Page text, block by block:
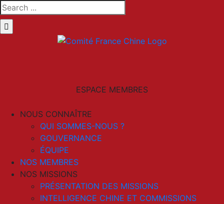
Skip
to
content
Search
for:
ESPACE MEMBRES
NOUS CONNAÎTRE
QUI SOMMES-NOUS ?
GOUVERNANCE
ÉQUIPE
NOS MEMBRES
NOS MISSIONS
PRÉSENTATION DES MISSIONS
INTELLIGENCE CHINE ET COMMISSIONS